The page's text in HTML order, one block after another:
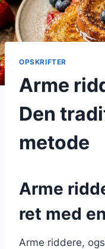
OPSKRIFTER
Arme
Den
metode
Arme
ret med
Arme riddere,